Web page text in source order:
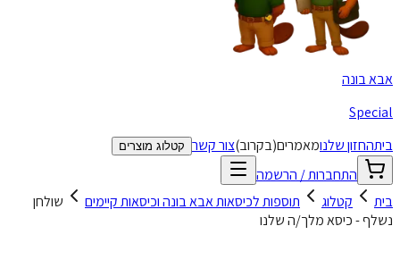
בונה
החזון שלנומאמרים(בקרוב)צור קשר קטלוג מוצרים
התחברות / הרשמה
קטלוג תוספות לכיסאות אבא בונה וכיסאות קיימים
שולחן
- כיסא מלך/ה שלנו